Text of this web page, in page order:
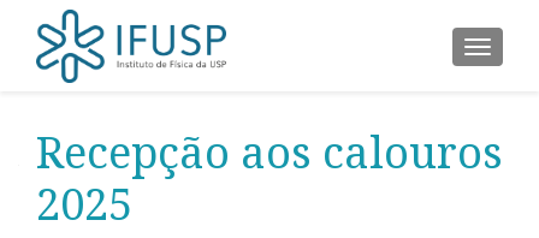
Recepção aos calouros
2025